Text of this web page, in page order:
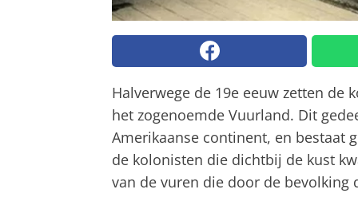
Halverwege de 19e eeuw zetten de
het zogenoemde Vuurland. Dit
Amerikaanse continent, en bestaat
de kolonisten die dichtbij de kust
van de vuren die door de bevolking